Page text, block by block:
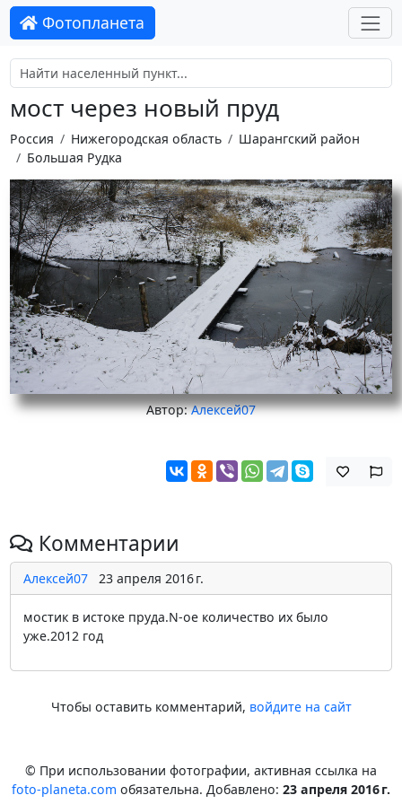
Фотопланета
мост через новый пруд
Россия Нижегородская область
Шарангский район
Большая Рудка
Автор:Алексей07
Комментарии
Алексей07 23 апреля 2016 г.
мостик в истоке пруда.N-ое количество их было
уже.2012 год
Чтобы оставить комментарий, войдите на сайт
© При использовании фотографии, активная ссылка на
foto-planeta.com обязательна. Добавлено: 23 апреля 2016 г.